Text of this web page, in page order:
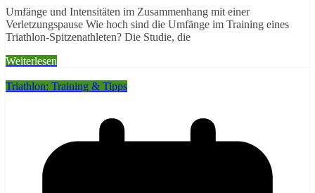
Umfänge und Intensitäten im Zusammenhang mit einer
Verletzungspause Wie hoch sind die Umfänge im Training eines
Triathlon-Spitzenathleten? Die Studie, die
Weiterlesen
Triathlon: Training & Tipps